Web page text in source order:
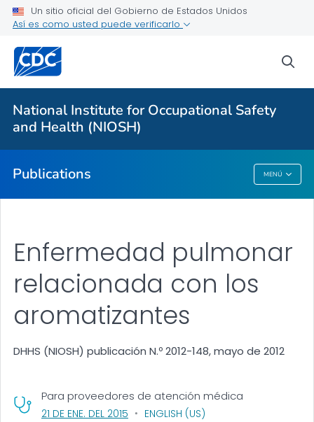
Un sitio oficial del Gobierno de Estados Unidos
Así es como usted puede verificarlo
National Institute for Occupational Safety
and Health (NIOSH)
Publications MENÚ
Healthcare Numbered Publications
Publications
Enfermedad pulmonar
relacionada con los
aromatizantes
DHHS (NIOSH) publicación N.º 2012-148, mayo de 2012
Para proveedores de atención médica
21 DE ENE. DEL 2015 , VISIT LINK FOR DETAILS.
ENGLISH (US)